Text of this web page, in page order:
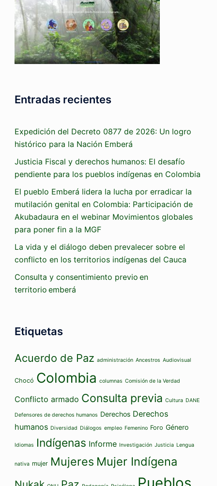
Entradas recientes
Expedición del Decreto 0877 de 2026: Un logro
histórico para la Nación Emberá
Justicia Fiscal y derechos humanos: El desafío
pendiente para los pueblos indígenas en Colombia
El pueblo Emberá lidera la lucha por erradicar la
mutilación genital en Colombia: Participación de
Akubadaura en el webinar Movimientos globales
para poner fin a la MGF
La vida y el diálogo deben prevalecer sobre el
conflicto en los territorios indígenas del Cauca
Consulta y consentimiento previo en
territorio emberá
Etiquetas
Acuerdo de Paz administración Ancestros Audiovisual
Chocó Colombia columnas Comisión de la Verdad
Conflicto armado Consulta previa Cultura DANE
Defensores de derechos humanos Derechos Derechos
humanos Diversidad Diálogos empleo Femenino Foro Género
Idiomas Indígenas Informe Investigación Justicia Lengua
nativa mujer Mujeres Mujer Indígena